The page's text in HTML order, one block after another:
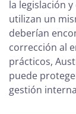
la legislación
utilizan un
deberían
corrección al
prácticos,
puede
gestión